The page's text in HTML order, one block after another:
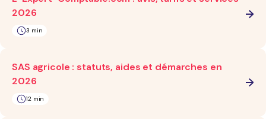
2026
3 min
SAS agricole : statuts, aides et démarches en
2026
12 min